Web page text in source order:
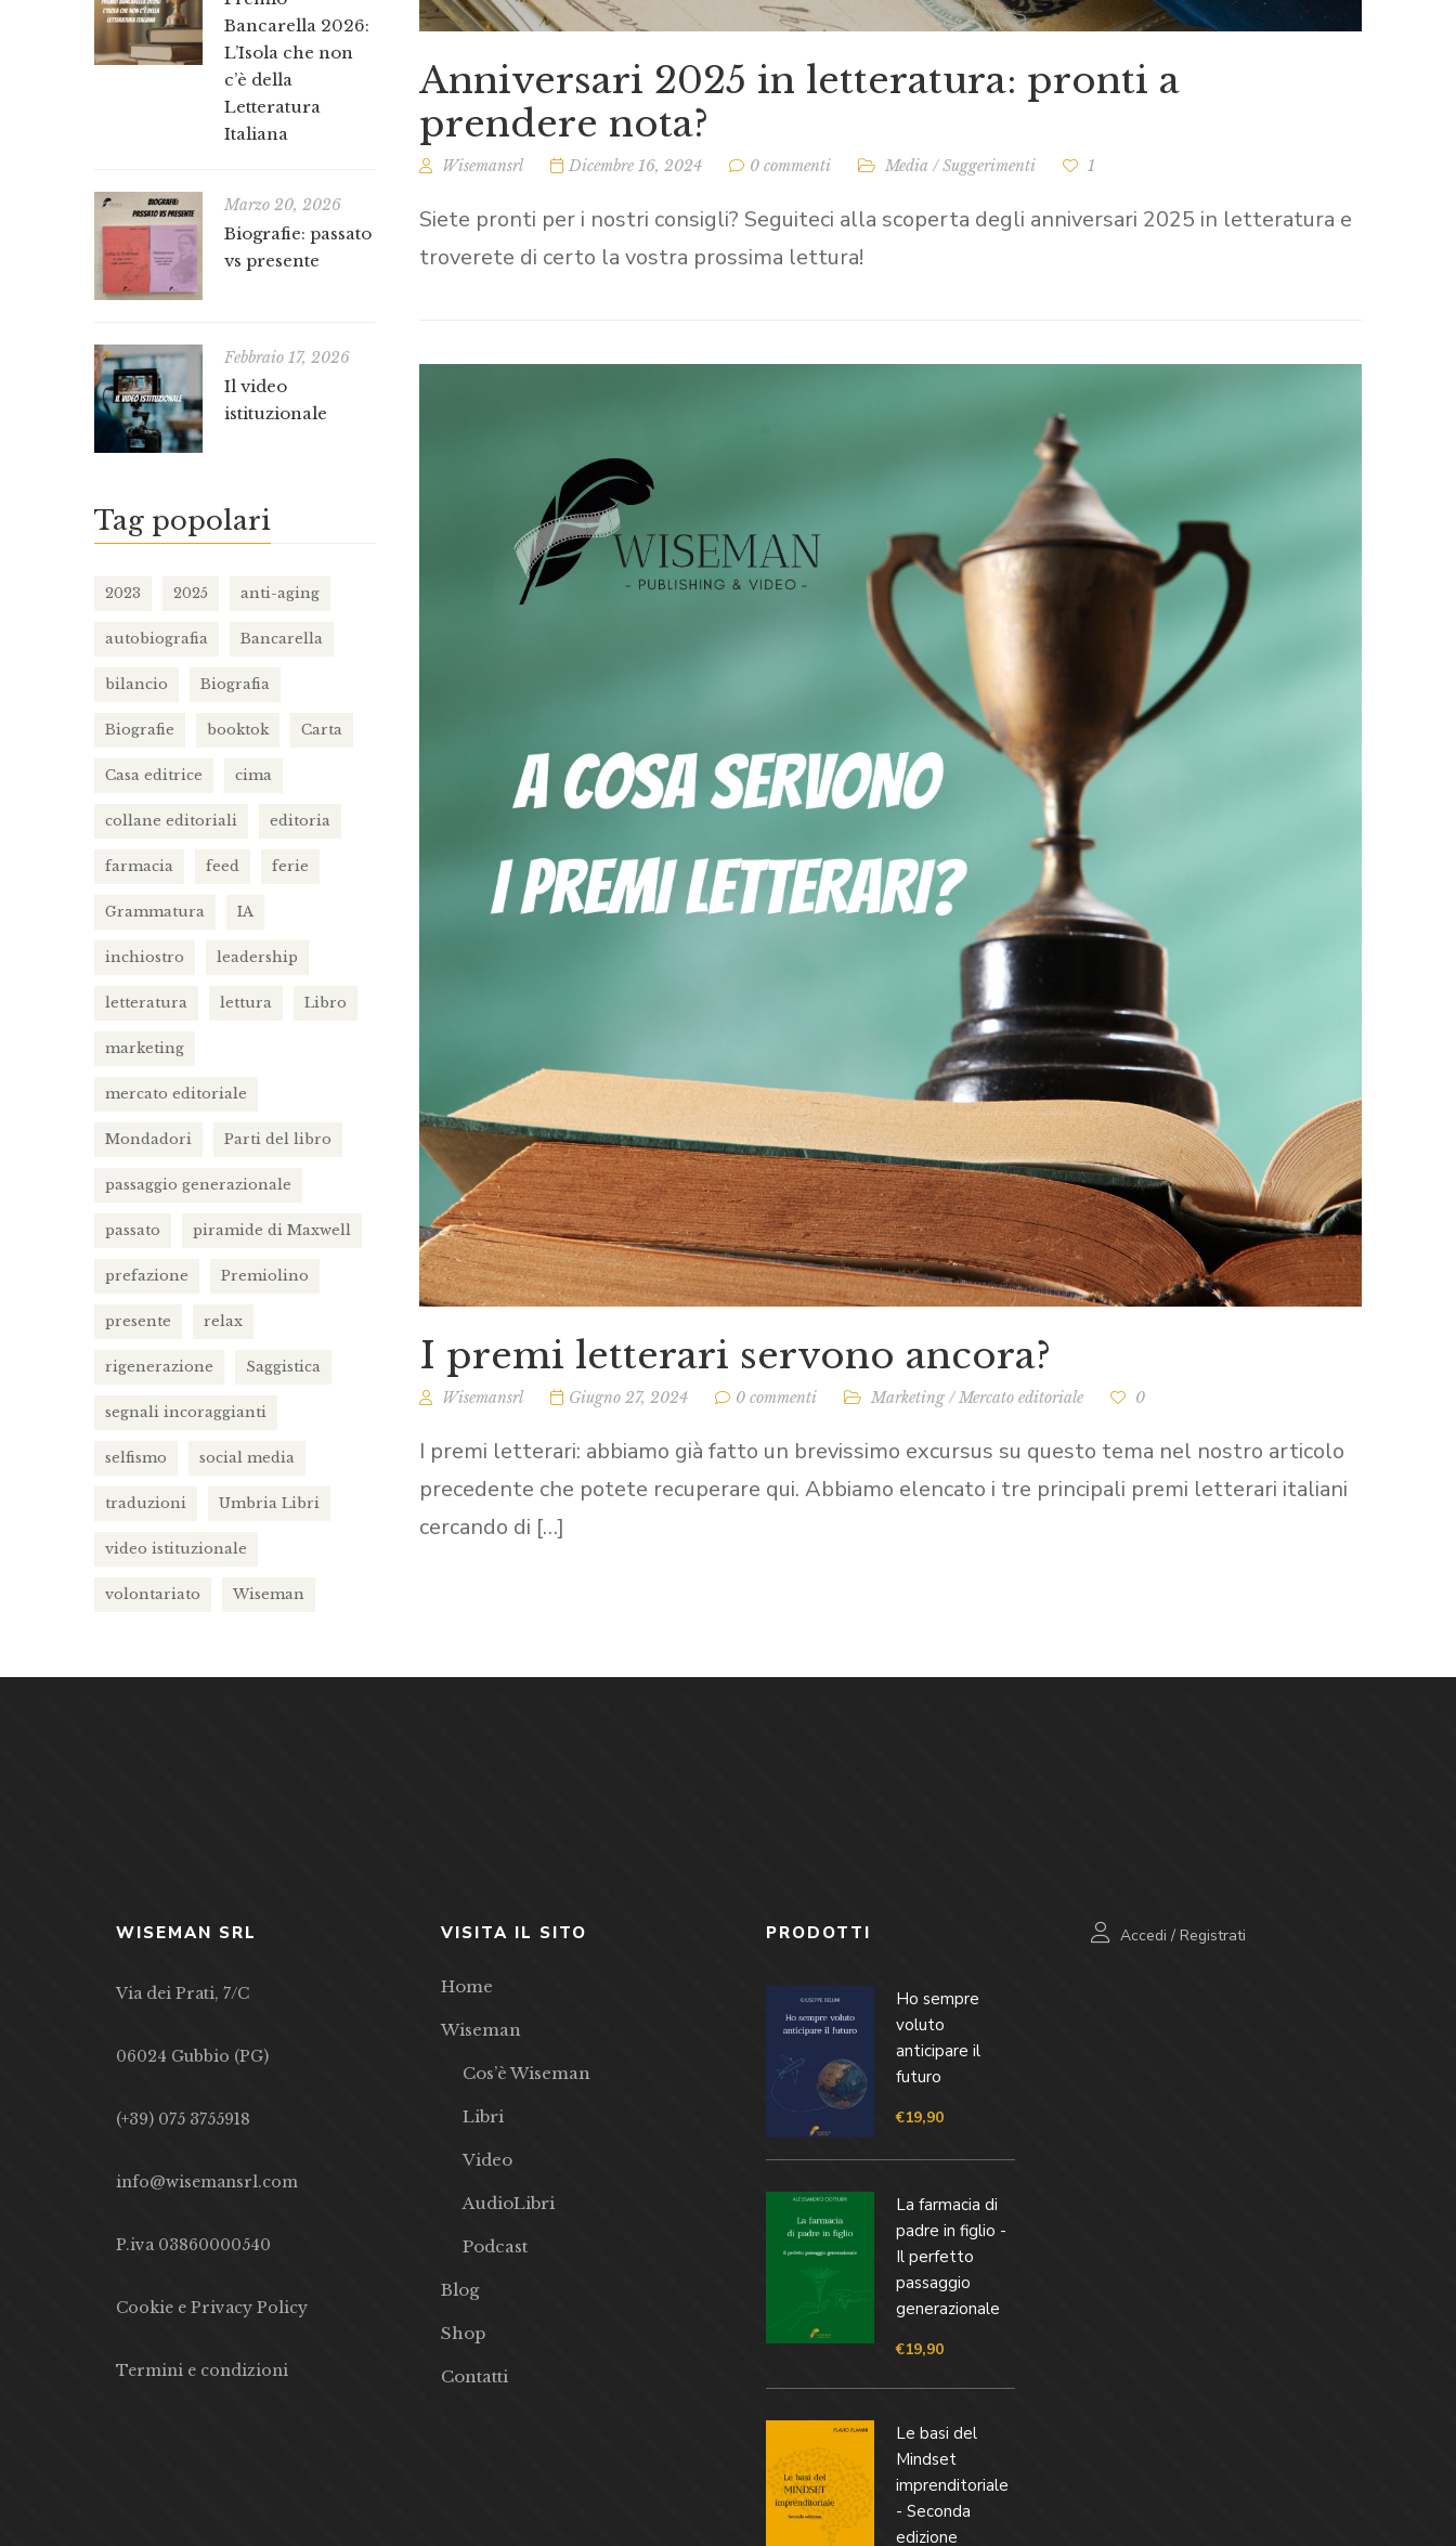
Anniversari 2025 in letteratura: pronti a
prendere nota?
Wisemansrl Dicembre 16, 2024 0 commenti Media /Suggerimenti 1
Siete pronti per i nostri consigli? Seguiteci alla scoperta degli anniversari 2025 in letteratura e
troverete di certo la vostra prossima lettura!
I premi letterari servono ancora?
Wisemansrl Giugno 27, 2024 0 commenti Marketing /Mercato editoriale 0
I premi letterari: abbiamo già fatto un brevissimo excursus su questo tema nel nostro articolo
precedente che potete recuperare qui. Abbiamo elencato i tre principali premi letterari italiani
cercando di […]
Bancarella 2026:
L’Isola che non
c’è della
Letteratura
Italiana
Marzo 20, 2026
Biografie: passato
vs presente
Febbraio 17, 2026
Il video
istituzionale
Tag popolari
2023 2025 anti-aging
autobiografia Bancarella
bilancio Biografia
Biografie booktok Carta
Casa editrice cima
collane editoriali editoria
farmacia feed ferie
Grammatura IA
inchiostro leadership
letteratura lettura Libro
marketing
mercato editoriale
Mondadori Parti del libro
passaggio generazionale
passato piramide di Maxwell
prefazione Premiolino
presente relax
rigenerazione Saggistica
segnali incoraggianti
selfismo social media
traduzioni Umbria Libri
video istituzionale
volontariato Wiseman
WISEMAN SRL
Via dei Prati, 7/C
06024 Gubbio (PG)
(+39) 075 3755918
info@wisemansrl.com
P.iva 03860000540
Cookie e Privacy Policy
Termini e condizioni
VISITA IL SITO
Home
Wiseman
Cos’è Wiseman
Libri
Video
AudioLibri
Podcast
Blog
Shop
Contatti
PRODOTTI
Ho sempre
voluto
anticipare il
futuro
€19,90
La farmacia di
padre in figlio -
Il perfetto
passaggio
generazionale
€19,90
Le basi del
Mindset
imprenditoriale
- Seconda
edizione
Accedi / Registrati